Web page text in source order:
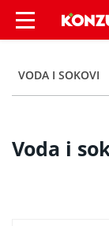
VODA I SOKOVI
Voda i